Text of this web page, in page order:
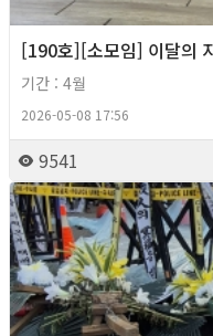
[190호][소모임] 이달의
기간 : 4월
2026-05-08 17:56
9541